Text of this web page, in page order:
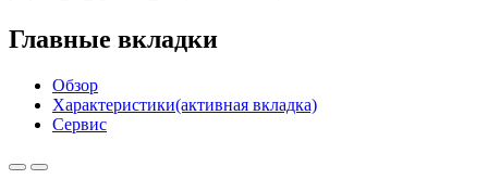
Главные вкладки
Обзор
Характеристики(активная вкладка)
Сервис